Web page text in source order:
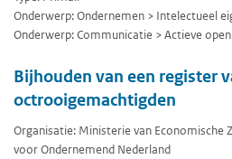
Onderwerp: Ondernemen > Intelectueel
Onderwerp: Communicatie > Actieve
Bijhouden van een register
octrooigemachtigden
Organisatie: Ministerie van Economische
voor Ondernemend Nederland